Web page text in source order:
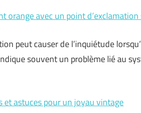
orange avec un point
peut causer de l’inquiétude
souvent un problème lié au
et astuces pour un joyau vintage